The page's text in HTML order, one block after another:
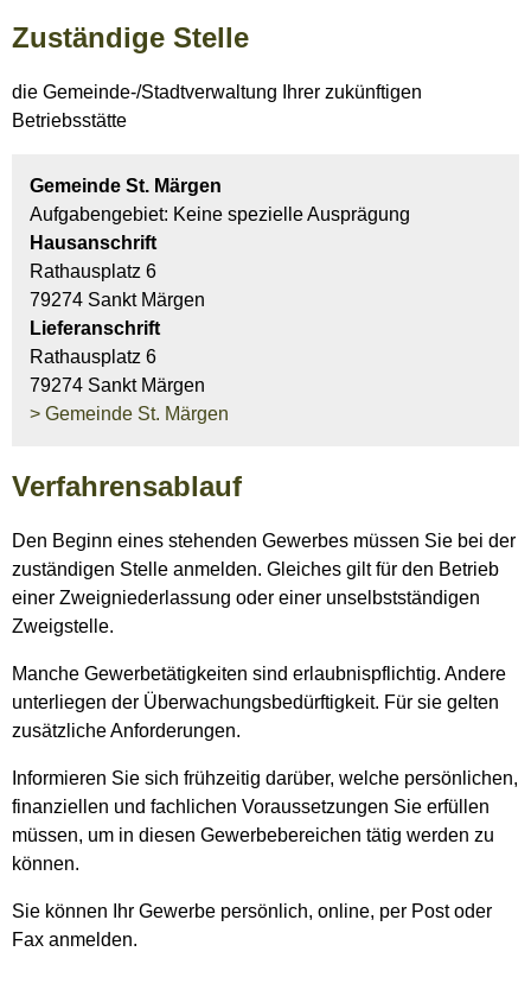
Zuständige Stelle
die Gemeinde-/Stadtverwaltung Ihrer zukünftigen
Betriebsstätte
Gemeinde St. Märgen
Aufgabengebiet: Keine spezielle Ausprägung
Hausanschrift
Rathausplatz 6
79274 Sankt Märgen
Lieferanschrift
Rathausplatz 6
79274 Sankt Märgen
> Gemeinde St. Märgen
Verfahrensablauf
Den Beginn eines stehenden Gewerbes müssen Sie bei der
zuständigen Stelle anmelden. Gleiches gilt für den Betrieb
einer Zweigniederlassung oder einer unselbstständigen
Zweigstelle.
Manche Gewerbetätigkeiten sind erlaubnispflichtig. Andere
unterliegen der Überwachungsbedürftigkeit. Für sie gelten
zusätzliche Anforderungen.
Informieren Sie sich frühzeitig darüber, welche persönlichen,
finanziellen und fachlichen Voraussetzungen Sie erfüllen
müssen, um in diesen Gewerbebereichen tätig werden zu
können.
Sie können Ihr Gewerbe persönlich, online, per Post oder
Fax anmelden.